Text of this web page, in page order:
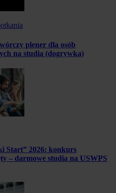
plener dla osób
na studia (dogrywka)
Start” 2026: konkurs
– darmowe studia na USWPS